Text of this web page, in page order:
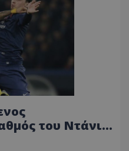
του Ντάνι